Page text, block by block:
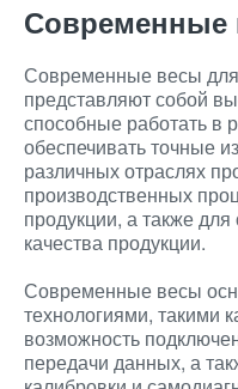
Современные
Современные весы
представляют собой
способные работать в
обеспечивать точные
различных отраслях
производственных
продукции, а также
качества продукции.
Современные весы
технологиями, такими
возможность
передачи данных, а